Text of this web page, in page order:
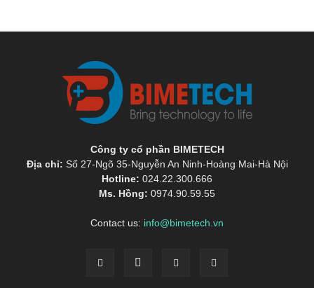
Công ty cổ phần BIMETECH
Địa chỉ: Số 27-Ngõ 35-Nguyễn An Ninh-Hoàng Mai-Hà Nội
Hotline: 024.22.300.666
Ms. Hồng: 0974.90.59.55
Contact us: info@bimetech.vn